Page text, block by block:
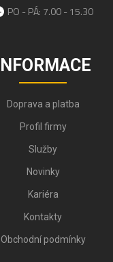
PO - PÁ: 7.00 - 15.30
INFORMACE
Doprava a platba
Profil firmy
Služby
Novinky
Kariéra
Kontakty
Obchodní podmínky